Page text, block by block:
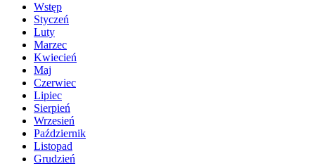
Wstęp
Styczeń
Luty
Marzec
Kwiecień
Maj
Czerwiec
Lipiec
Sierpień
Wrzesień
Październik
Listopad
Grudzień